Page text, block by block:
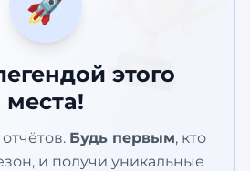
этого
места!
Будь первым, кто
и получи уникальные